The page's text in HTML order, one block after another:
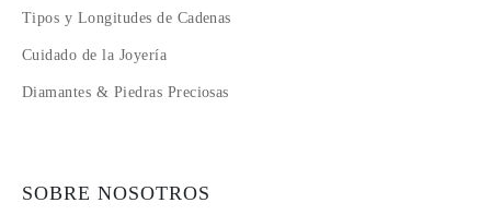
Tipos y Longitudes de Cadenas
Cuidado de la Joyería
Diamantes & Piedras Preciosas
SOBRE NOSOTROS